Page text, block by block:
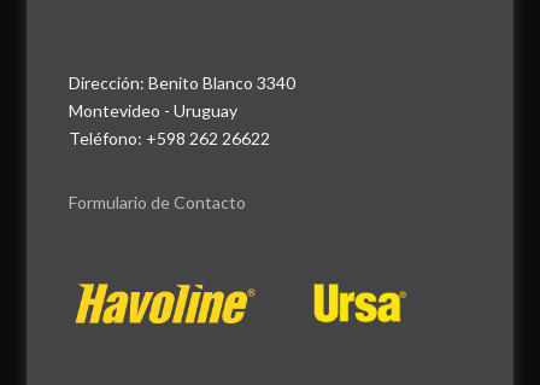
Dirección: Benito Blanco 3340
Montevideo - Uruguay
Teléfono: +598 262 26622
Formulario de Contacto